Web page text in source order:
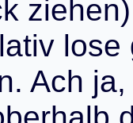
k ziehen)
lativ lose
. Ach ja,